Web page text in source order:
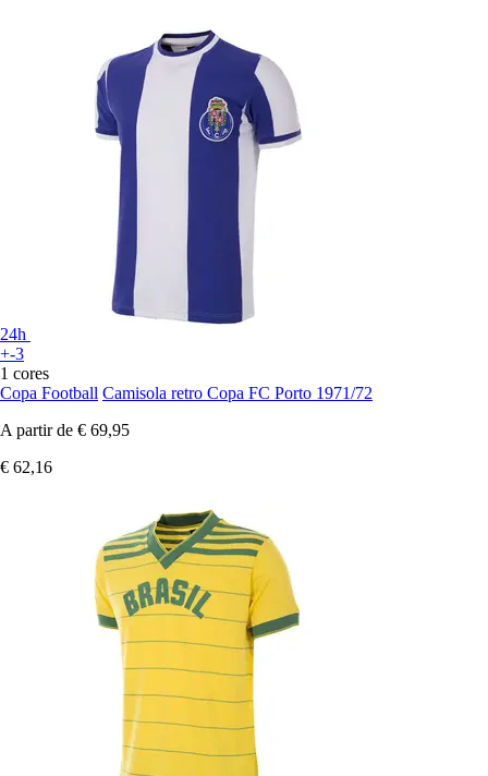
24h
+-3
1 cores
Copa Football Camisola retro Copa FC Porto 1971/72
A partir de € 69,95
€ 62,16